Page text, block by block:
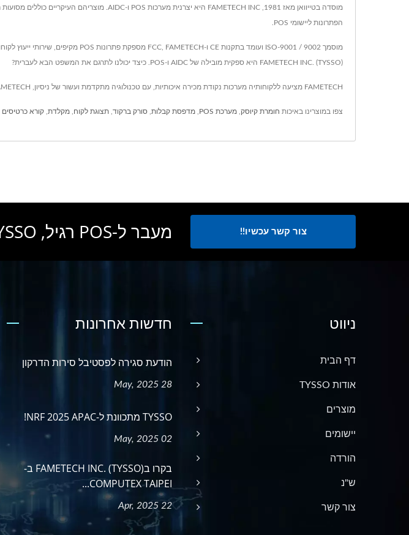
הפתרונות ליישומי POS.
FAMETECH INC. (TYSSO) היא ספקית מובילה של AIDC ו-POS. כיצד יכולנו לתרגם את המשפט הבא לעברית?
FAMETECH מציעה ללקוחותיה מערכות נקודת מכירה איכותיות, עם טכנולוגיה מתקדמת ועשור של ניסיון, FAMETECH מבטיחה שכל דרישות הלקוח יותר מתקיימות.
צפו במוצרינו באיכות חומרת קיוסק מערכת POS מדפסת קבלות סורק ברקוד תצוגת לקוח מקלדת קורא כרטיסים
מעבר ל-POS רגיל, TYSSO מעצימה את העסק שלך צור קשר עכשיו!!
חדשות אחרונות
הודעת סגירה לפסטיבל סירות הדרקון
28 May, 2025
TYSSO מתכוונת ל-NRF 2025 APAC!
02 May, 2025
בקרו בFAMETECH INC. (TYSSO) ב-
COMPUTEX TAIPEI...
22 Apr, 2025
ניווט
דף הבית
אודות TYSSO
מוצרים
יישומים
הורדה
ש"נ
צור קשר